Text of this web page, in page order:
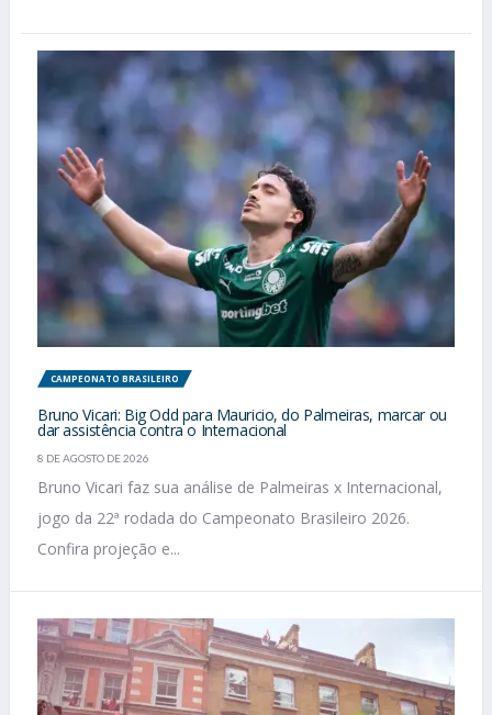
CAMPEONATO BRASILEIRO
Bruno Vicari: Big Odd para Mauricio, do Palmeiras, marcar ou
dar assistência contra o Internacional
8 DE AGOSTO DE 2026
Bruno Vicari faz sua análise de Palmeiras x Internacional,
jogo da 22ª rodada do Campeonato Brasileiro 2026.
Confira projeção e...